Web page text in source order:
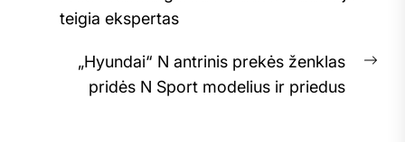
įrašų
post:teigia ekspertas
„Hyundai“ N antrinis prekės ženklas
pridės N Sport modelius ir priedus